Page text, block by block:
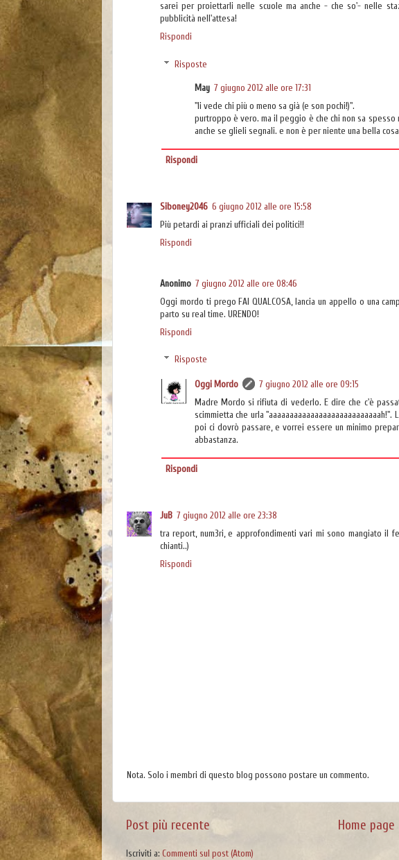
sarei per proiettarli nelle scuole ma anche - che so'- nelle
pubblicità nell'attesa!
Rispondi
Risposte
May 7 giugno 2012 alle ore 17:31
"li vede chi più o meno sa già (e son pochi!)".
purtroppo è vero. ma il peggio è che chi non sa
anche se glieli segnali. e non è per niente una bella
Rispondi
Siboney2046 6 giugno 2012 alle ore 15:58
Più petardi ai pranzi ufficiali dei politici!!
Rispondi
Anonimo 7 giugno 2012 alle ore 08:46
Oggi mordo ti prego FAI QUALCOSA, lancia un appello o una
parto su real time. URENDO!
Rispondi
Risposte
Oggi Mordo
7 giugno 2012 alle ore 09:15
Madre Mordo si rifiuta di vederlo. E dire che c'è
scimmietta che urla
poi ci dovrò passare, e vorrei essere un minimo
abbastanza.
Rispondi
JuB 7 giugno 2012 alle ore 23:38
tra report, num3ri, e approfondimenti vari mi sono mangiato il
chianti..)
Rispondi
Nota. Solo i membri di questo blog possono postare un commento.
Post più recente Home page
Iscriviti a: Commenti sul post (Atom)